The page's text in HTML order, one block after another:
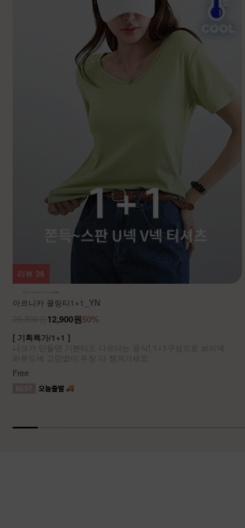
아르니카 쿨링티1+1_YN
50%
12,900원
[ 기획특가/1+1 ]
나크가 만들면 기본티도 다르다는 공식! 1+1구성으로 브이넥
라운드넥 고민없이 두장 다 챙겨가세요
Free
리뷰 36